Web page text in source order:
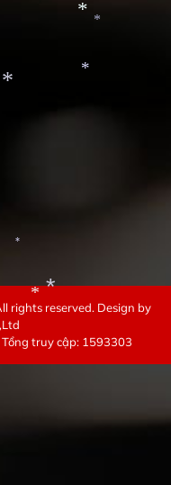
*
rights reserved. Design by
Tổng truy cập: 1593303